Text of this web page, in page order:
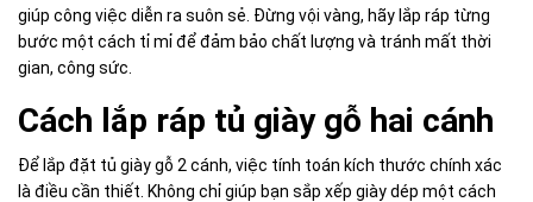
giúp công việc diễn ra suôn sẻ. Đừng vội vàng, hãy lắp ráp từng
bước một cách tỉ mỉ để đảm bảo chất lượng và tránh mất thời
gian, công sức.
Cách lắp ráp tủ giày gỗ hai cánh
Để lắp đặt tủ giày gỗ 2 cánh, việc tính toán kích thước chính xác
là điều cần thiết. Không chỉ giúp bạn sắp xếp giày dép một cách